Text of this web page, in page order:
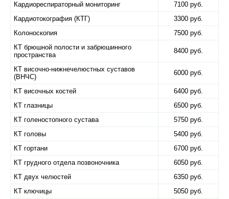
Кардиореспираторный мониторинг
7100 руб.
Кардиотокография (КТГ)
3300 руб.
Колоноскопия
7500 руб.
КТ брюшной полости и забрюшинного
пространства
8400 руб.
КТ височно-нижнечелюстных суставов
(ВНЧС)
6000 руб.
КТ височных костей
6400 руб.
КТ глазницы
6500 руб.
КТ голеностопного сустава
5750 руб.
КТ головы
5400 руб.
КТ гортани
6700 руб.
КТ грудного отдела позвоночника
6050 руб.
КТ двух челюстей
6350 руб.
КТ ключицы
5050 руб.